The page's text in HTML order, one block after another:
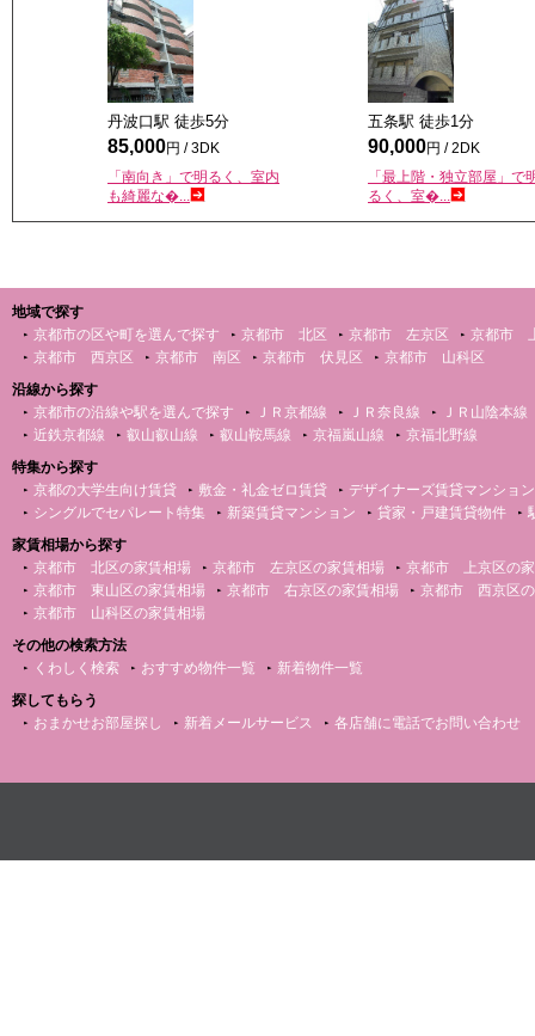
丹波口駅 徒歩5分
85,000円 / 3DK
「南向き」で明るく、室内
も綺麗な�...
五条駅 徒歩1分
90,000円 / 2DK
「最上階・独立部屋」で
るく、室�...
地域で探す
京都市の区や町を選んで探す
京都市 北区 京都市 左京区
京都市
京都市 西京区
京都市 南区 京都市 伏見区
京都市 山科区
沿線から探す
京都市の沿線や駅を選んで探す
ＪＲ京都線 ＪＲ奈良線
ＪＲ山陰本線
近鉄京都線
叡山叡山線 叡山鞍馬線 京福嵐山線
京福北野線
特集から探す
京都の大学生向け賃貸
敷金・礼金ゼロ賃貸
デザイナーズ賃貸マンション
シングルでセパレート特集
新築賃貸マンション 貸家・戸建賃貸物件
家賃相場から探す
京都市 北区の家賃相場
京都市 左京区の家賃相場
京都市 上京区の
京都市 東山区の家賃相場
京都市 右京区の家賃相場
京都市 西京区
京都市 山科区の家賃相場
その他の検索方法
くわしく検索
おすすめ物件一覧
新着物件一覧
探してもらう
おまかせお部屋探し
新着メールサービス 各店舗に電話でお問い合わせ